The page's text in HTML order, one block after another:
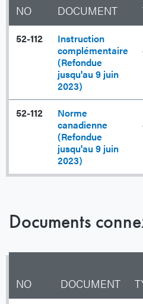
NO DOCUMENT
52-112
Instruction
complémentaire
(Refondue
jusqu'au 9 juin
2023)
52-112
Norme
canadienne
(Refondue
jusqu'au 9 juin
2023)
Documents
NO DOCUMENT